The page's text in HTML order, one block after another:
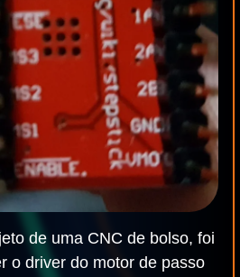
de uma CNC de bolso, foi
o driver do motor de passo